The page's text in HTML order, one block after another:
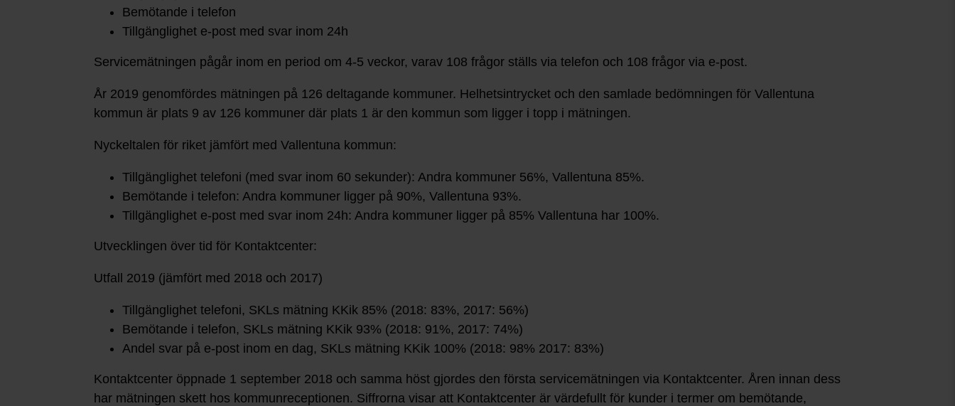
Bemötande i telefon
Tillgänglighet e-post med svar inom 24h
Servicemätningen pågår inom en period om 4-5 veckor, varav 108 frågor ställs via telefon och 108 frågor via e-post.
År 2019 genomfördes mätningen på 126 deltagande kommuner. Helhetsintrycket och den samlade bedömningen för Vallentuna
kommun är plats 9 av 126 kommuner där plats 1 är den kommun som ligger i topp i mätningen.
Nyckeltalen för riket jämfört med Vallentuna kommun:
Tillgänglighet telefoni (med svar inom 60 sekunder): Andra kommuner 56%, Vallentuna 85%.
Bemötande i telefon: Andra kommuner ligger på 90%, Vallentuna 93%.
Tillgänglighet e-post med svar inom 24h: Andra kommuner ligger på 85% Vallentuna har 100%.
Utvecklingen över tid för Kontaktcenter:
Utfall 2019 (jämfört med 2018 och 2017)
Tillgänglighet telefoni, SKLs mätning KKik 85% (2018: 83%, 2017: 56%)
Bemötande i telefon, SKLs mätning KKik 93% (2018: 91%, 2017: 74%)
Andel svar på e-post inom en dag, SKLs mätning KKik 100% (2018: 98% 2017: 83%)
Kontaktcenter öppnade 1 september 2018 och samma höst gjordes den första servicemätningen via Kontaktcenter. Åren innan dess
har mätningen skett hos kommunreceptionen. Siffrorna visar att Kontaktcenter är värdefullt för kunder i termer om bemötande,